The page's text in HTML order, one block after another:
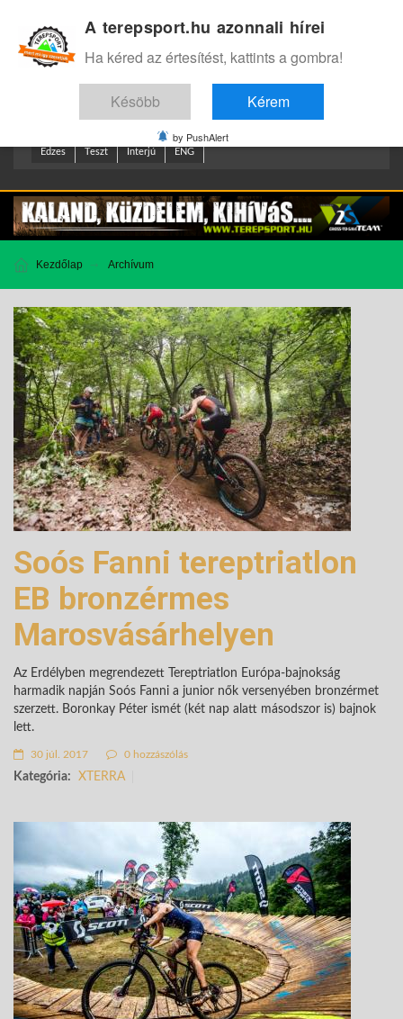
Edzes Teszt Interjú ENG
Kezdőlap Archívum
Soós Fanni tereptriatlon
EB bronzérmes
Marosvásárhelyen
Az Erdélyben megrendezett Tereptriatlon Európa-bajnokság
harmadik napján Soós Fanni a junior nők versenyében bronzérmet
szerzett. Boronkay Péter ismét (két nap alatt másodszor is) bajnok
lett.
30 júl. 2017 0 hozzászólás
Kategória: XTERRA
A terepsport.hu azonnali hírei
Ha kéred az értesítést, kattints a gombra!
Késöbb Kérem
by PushAlert